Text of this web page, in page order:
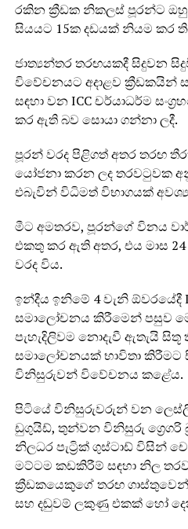
රකින ක්‍රීඩක නිකලස් පූරන්ට
සියයට 15ක දඩයක් නියම කර
ජාත්‍යන්තර තරඟයකදී සිදුවන
විවේචනයට අදාළව ක්‍රීඩකයින්
සඳහා වන ICC චර්යාධර්ම
කර ඇති බව සොයා ගන්නා ලදී.
පූරන් වරද පිළිගත් අතර තරඟ
යෝජනා කරන ලද තරවටුවක
එබැවින් විධිමත් විභාගයක්
මීට අමතරව, පූරන්ගේ විනය
එකතු කර ඇති අතර, එය මාස
වරද විය.
ඉන්දීය ඉනිමේ 4 වැනි ඕවරයේදී
සමාලෝචනය කිරීමෙන් පසුව
පැහැදිලිවම නොදැවී ඇතැයි
සමාලෝචනයක් භාවිතා කිරීමට
විනිසුරුවන් විවේචනය කළේය.
පිටියේ විනිසුරුවරුන් වන
ඩුගුයිඩ්, තුන්වන විනිසුරු ග්‍රෙගරි
නිලධර පැට්‍රික් ගුස්ටාඩ් විසින්
මට්ටම කඩකිරීම් සඳහා නිල
ක්‍රීඩකයෙකුගේ තරඟ
සහ දඬුවම් ලකුණු එකක් හෝ